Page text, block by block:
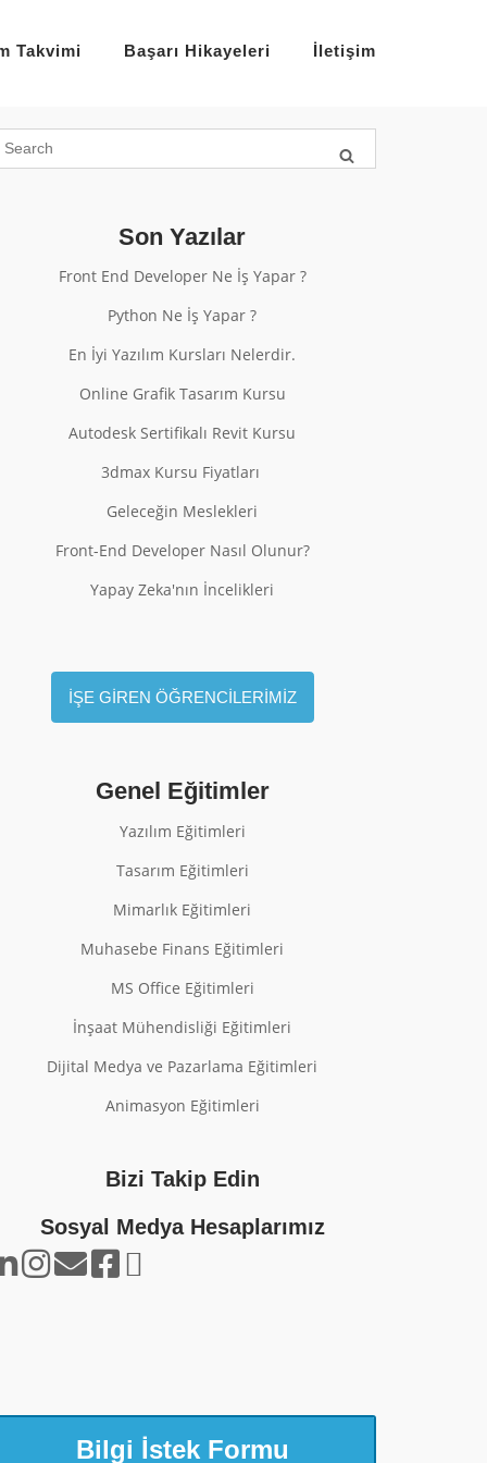
Takvimi Başarı Hikayeleri İletişim
Son Yazılar
Front End Developer Ne İş Yapar ?
Python Ne İş Yapar ?
En İyi Yazılım Kursları Nelerdir.
Online Grafik Tasarım Kursu
Autodesk Sertifikalı Revit Kursu
3dmax Kursu Fiyatları
Geleceğin Meslekleri
Front-End Developer Nasıl Olunur?
Yapay Zeka'nın İncelikleri
İŞE GİREN ÖĞRENCİLERİMİZ
Genel Eğitimler
Yazılım Eğitimleri
Tasarım Eğitimleri
Mimarlık Eğitimleri
Muhasebe Finans Eğitimleri
MS Office Eğitimleri
İnşaat Mühendisliği Eğitimleri
Dijital Medya ve Pazarlama Eğitimleri
Animasyon Eğitimleri
Bizi Takip Edin
Sosyal Medya Hesaplarımız
Bilgi İstek Formu